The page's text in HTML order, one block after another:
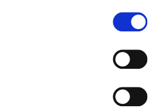
MS Sports folgen